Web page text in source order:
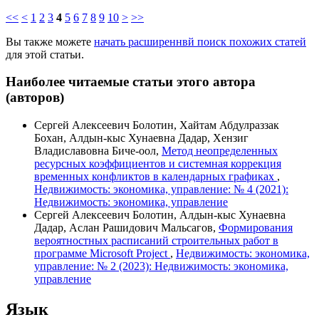
<< < 1 2 3 4 5 6 7 8 9 10 > >>
Вы также можете начать расширеннвй поиск похожих статей
для этой статьи.
Наиболее читаемые статьи этого автора
(авторов)
Сергей Алексеевич Болотин, Хайтам Абдулраззак
Бохан, Алдын-кыс Хунаевна Дадар, Хензиг
Владиславовна Биче-оол, Метод неопределенных
ресурсных коэффициентов и системная коррекция
временных конфликтов в календарных графиках ,
Недвижимость: экономика, управление: № 4 (2021):
Недвижимость: экономика, управление
Сергей Алексеевич Болотин, Алдын-кыс Хунаевна
Дадар, Аслан Рашидович Мальсагов, Формирования
вероятностных расписаний строительных работ в
программе Microsoft Project , Недвижимость: экономика,
управление: № 2 (2023): Недвижимость: экономика,
управление
Язык